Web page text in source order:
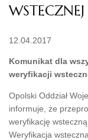
12.04.2017
Komunikat dla
weryfikacji
Opolski Oddział
informuje, że
weryfikację
Weryfikacja